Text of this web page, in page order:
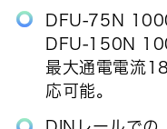
DFU-75N
DFU-150N
最大通電電流
応可能。